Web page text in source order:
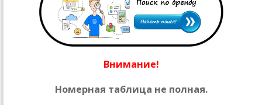
Внимание!
Номерная таблица не полная.